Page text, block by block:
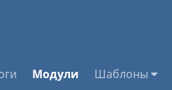
Модули Шаблоны